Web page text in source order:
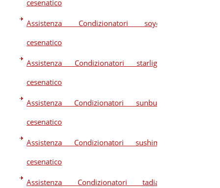
cesenatico
Assistenza Condizionatori soyea
cesenatico
Assistenza Condizionatori starlight
cesenatico
Assistenza Condizionatori sunbury
cesenatico
Assistenza Condizionatori sushima
cesenatico
Assistenza Condizionatori tadiair